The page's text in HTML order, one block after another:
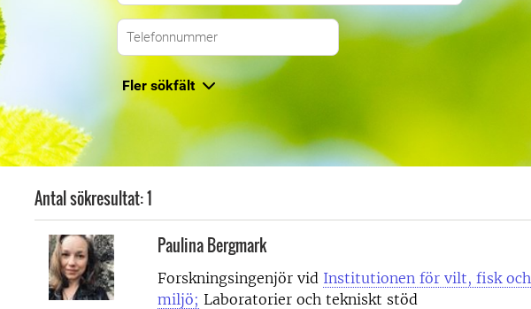
Telefonnummer
Fler sökfält
Antal sökresultat: 1
Paulina Bergmark
Forskningsingenjör vid Institutionen för vilt, fisk och
miljö; Laboratorier och tekniskt stöd